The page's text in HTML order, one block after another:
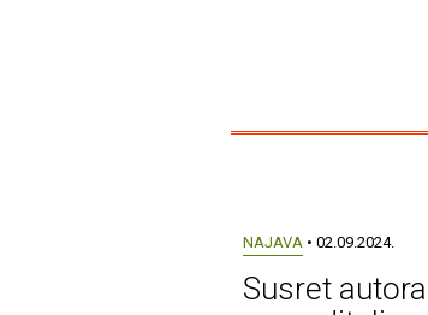
NAJAVA • 02.09.2024.
Susret